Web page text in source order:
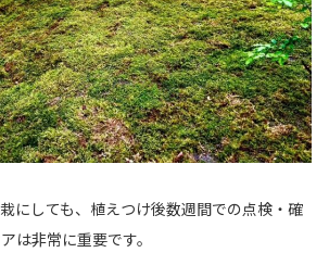
にしても、植えつけ後数週間での点検・確
は非常に重要です。